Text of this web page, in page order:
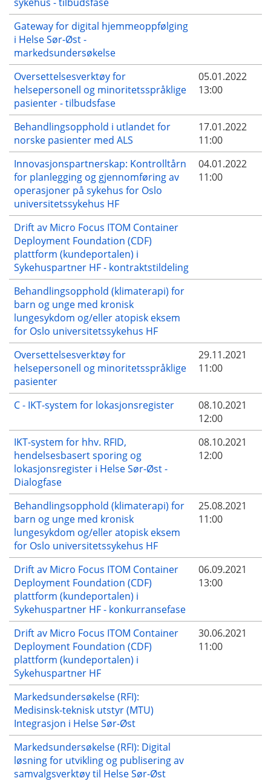
Gateway for digital hjemmeoppfølging
i Helse Sør-Øst -
markedsundersøkelse
Oversettelsesverktøy for
helsepersonell og minoritetsspråklige
pasienter - tilbudsfase
05.01.2022
13:00
Behandlingsopphold i utlandet for
norske pasienter med ALS
17.01.2022
11:00
Innovasjonspartnerskap: Kontrolltårn
for planlegging og gjennomføring av
operasjoner på sykehus for Oslo
universitetssykehus HF
04.01.2022
11:00
Drift av Micro Focus ITOM Container
Deployment Foundation (CDF)
plattform (kundeportalen) i
Sykehuspartner HF - kontraktstildeling
Behandlingsopphold (klimaterapi) for
barn og unge med kronisk
lungesykdom og/eller atopisk eksem
for Oslo universitetssykehus HF
Oversettelsesverktøy for
helsepersonell og minoritetsspråklige
pasienter
29.11.2021
11:00
C - IKT-system for lokasjonsregister
08.10.2021
12:00
IKT-system for hhv. RFID,
hendelsesbasert sporing og
lokasjonsregister i Helse Sør-Øst -
Dialogfase
08.10.2021
12:00
Behandlingsopphold (klimaterapi) for
barn og unge med kronisk
lungesykdom og/eller atopisk eksem
for Oslo universitetssykehus HF
25.08.2021
11:00
Drift av Micro Focus ITOM Container
Deployment Foundation (CDF)
plattform (kundeportalen) i
Sykehuspartner HF - konkurransefase
06.09.2021
13:00
Drift av Micro Focus ITOM Container
Deployment Foundation (CDF)
plattform (kundeportalen) i
Sykehuspartner HF
30.06.2021
11:00
Markedsundersøkelse (RFI):
Medisinsk-teknisk utstyr (MTU)
Integrasjon i Helse Sør-Øst
Markedsundersøkelse (RFI): Digital
løsning for utvikling og publisering av
samvalgsverktøy til Helse Sør-Øst